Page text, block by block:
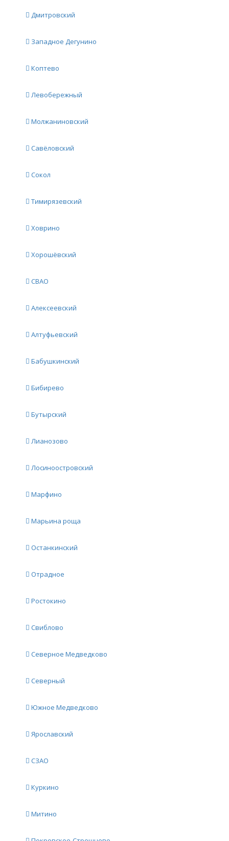
Дмитровский
Западное Дегунино
Коптево
Левобережный
Молжаниновский
Савёловский
Сокол
Тимирязевский
Ховрино
Хорошёвский
СВАО
Алексеевский
Алтуфьевский
Бабушкинский
Бибирево
Бутырский
Лианозово
Лосиноостровский
Марфино
Марьина роща
Останкинский
Отрадное
Ростокино
Свиблово
Северное Медведково
Северный
Южное Медведково
Ярославский
СЗАО
Куркино
Митино